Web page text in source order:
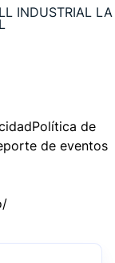
INDUSTRIAL LA
Política de
de eventos